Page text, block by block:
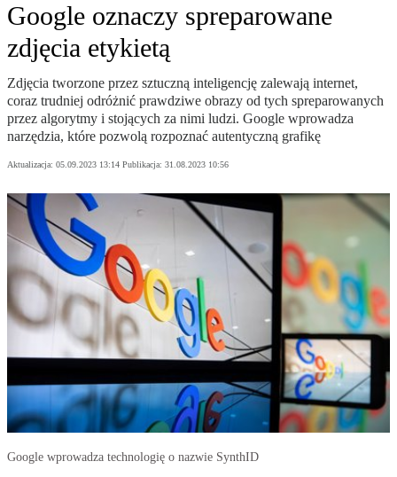
Google oznaczy spreparowane
zdjęcia etykietą
Zdjęcia tworzone przez sztuczną inteligencję zalewają internet,
coraz trudniej odróżnić prawdziwe obrazy od tych spreparowanych
przez algorytmy i stojących za nimi ludzi. Google wprowadza
narzędzia, które pozwolą rozpoznać autentyczną grafikę
Aktualizacja: 05.09.2023 13:14 Publikacja: 31.08.2023 10:56
Google wprowadza technologię o nazwie SynthID